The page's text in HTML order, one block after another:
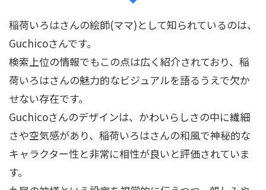
稲荷いろはさんの絵師(ママ)として知られているのは、
Guchicoさんです。
検索上位の情報でもこの点は広く紹介されており、稲
荷いろはさんの魅力的なビジュアルを語るうえで欠か
せない存在です。
Guchicoさんのデザインは、かわいらしさの中に繊細
さや空気感があり、稲荷いろはさんの和風で神秘的な
キャラクター性と非常に相性が良いと評価されていま
す。